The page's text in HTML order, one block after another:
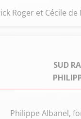
Roger et Cécile
SUD
Philippe Albanel,